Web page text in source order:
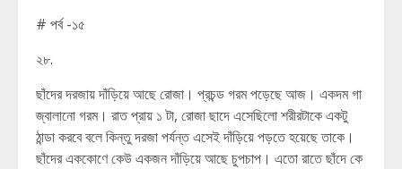
# পর্ব -১৫
২৮.
ছাঁদের দরজায় দাঁড়িয়ে আছে রোজা। প্রচন্ড গরম পড়েছে আজ। একদম গা
জ্বালানো গরম। রাত প্রায় ১ টা, রোজা ছাদে এসেছিলো শরীরটাকে একটু
ঠান্ডা করবে বলে কিন্তু দরজা পর্যন্ত এসেই দাঁড়িয়ে পড়তে হয়েছে তাকে।
ছাঁদের এককোণে কেউ একজন দাঁড়িয়ে আছে চুপচাপ। এতো রাতে ছাঁদে কে